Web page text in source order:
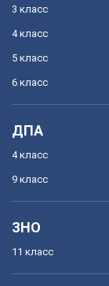
3 класс
4 класс
5 класс
6 класс
ДПА
4 класс
9 класс
ЗНО
11 класс